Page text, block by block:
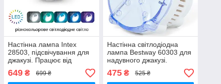
Настінна лампа Intex
28503, підсвічування для
джакузі. Працює від
батарейок 3 шт «ААА»
649 ₴ 699 ₴
Настінна світлодіодна
лампа Bestway 60303 для
надувного джакузі.
Працює від батарейок 3
шт. «ААА»
475₴ 525 ₴